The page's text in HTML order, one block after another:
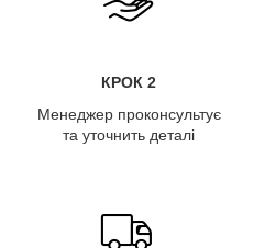
КРОК 2
Менеджер проконсультує
та уточнить деталі